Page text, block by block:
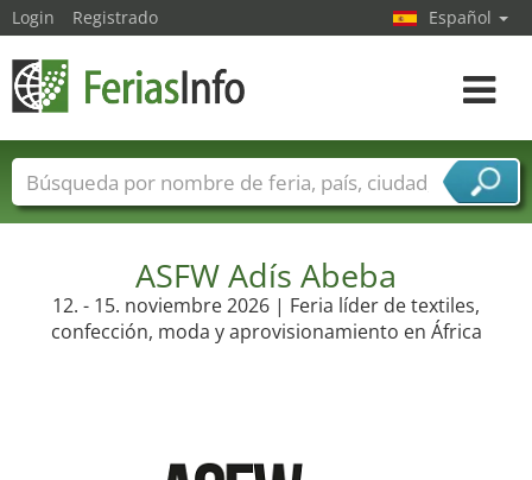
ASFW Adís Abeba
12. - 15. noviembre 2026 | Feria líder de textiles,
confección, moda y aprovisionamiento en África
Login Registrado Español
toggle
Nombres de ferias Países
Ciudades
Sectores de proveedor de servicios